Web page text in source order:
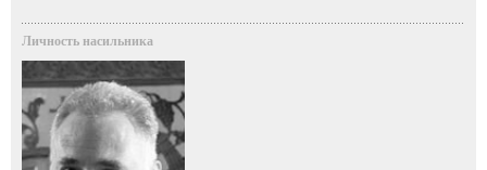
Личность насильника